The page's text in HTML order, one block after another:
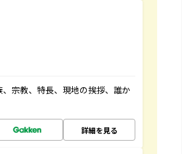
宗教、特長、現地の挨拶、誰か
詳細を見る